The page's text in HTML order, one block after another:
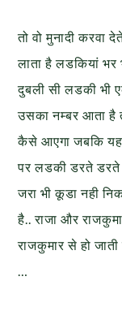
तो वो मुनादी
लाता है लडकियां
दुबली सी लडकी भी
उसका नम्बर आता है
कैसे आएगा जबकि
पर लडकी डरते डरते
जरा भी कूडा नही
है.. राजा और
राजकुमार से हो
…